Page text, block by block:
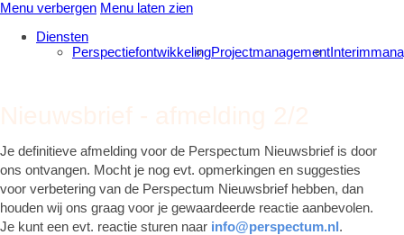
Menu verbergen Menu laten zien
Diensten
PerspectiefontwikkelingProjectmanagement
Je definitieve afmelding voor de Perspectum Nieuwsbrief is door
ons ontvangen. Mocht je nog evt. opmerkingen en suggesties
voor verbetering van de Perspectum Nieuwsbrief hebben, dan
houden wij ons graag voor je gewaardeerde reactie aanbevolen.
Je kunt een evt. reactie sturen naar info@perspectum.nl.